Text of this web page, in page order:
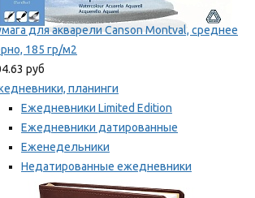
для акварели Canson Montval, среднее
185 гр/м2
руб
планинги
Ежедневники Limited Edition
Ежедневники датированные
Еженедельники
Недатированные ежедневники
Планинги